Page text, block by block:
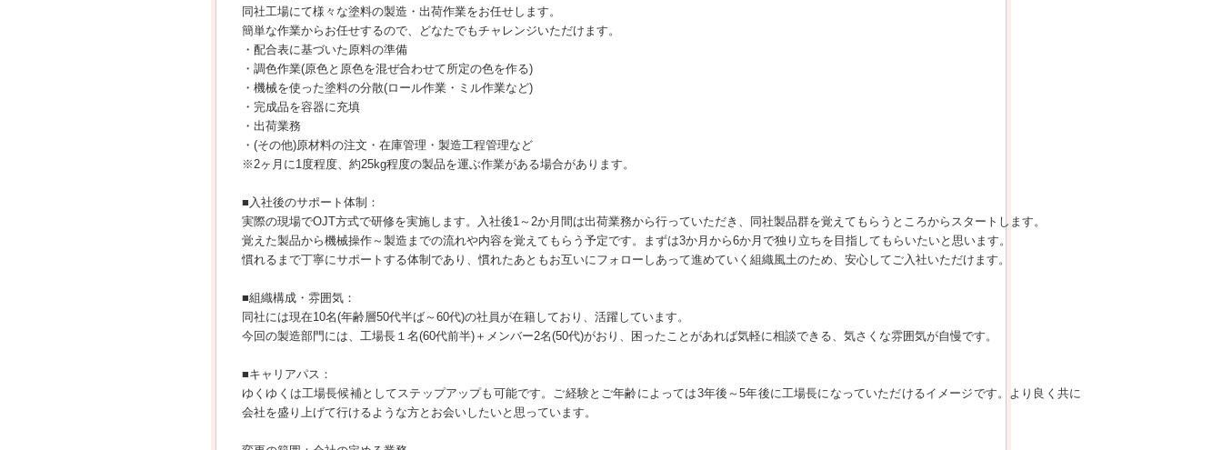
同社工場にて様々な塗料の製造・出荷作業をお任せします。
簡単な作業からお任せするので、どなたでもチャレンジいただけます。
・配合表に基づいた原料の準備
・調色作業(原色と原色を混ぜ合わせて所定の色を作る)
・機械を使った塗料の分散(ロール作業・ミル作業など)
・完成品を容器に充填
・出荷業務
・(その他)原材料の注文・在庫管理・製造工程管理など
※2ヶ月に1度程度、約25kg程度の製品を運ぶ作業がある場合があります。
■入社後のサポート体制：
実際の現場でOJT方式で研修を実施します。入社後1～2か月間は出荷業務から行っていただき、同社製品群を覚えてもらうところからスタートします。
覚えた製品から機械操作～製造までの流れや内容を覚えてもらう予定です。まずは3か月から6か月で独り立ちを目指してもらいたいと思います。
慣れるまで丁寧にサポートする体制であり、慣れたあともお互いにフォローしあって進めていく組織風土のため、安心してご入社いただけます。
■組織構成・雰囲気：
同社には現在10名(年齢層50代半ば～60代)の社員が在籍しており、活躍しています。
今回の製造部門には、工場長１名(60代前半)＋メンバー2名(50代)がおり、困ったことがあれば気軽に相談できる、気さくな雰囲気が自慢です。
■キャリアパス：
ゆくゆくは工場長候補としてステップアップも可能です。ご経験とご年齢によっては3年後～5年後に工場長になっていただけるイメージです。より良く共に
会社を盛り上げて行けるような方とお会いしたいと思っています。